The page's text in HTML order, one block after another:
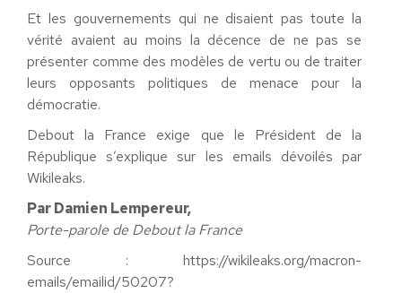
Et les gouvernements qui ne disaient pas toute la
vérité avaient au moins la décence de ne pas se
présenter comme des modèles de vertu ou de traiter
leurs opposants politiques de menace pour la
démocratie.
Debout la France exige que le Président de la
République s’explique sur les emails dévoilés par
Wikileaks.
Par Damien Lempereur,
Porte-parole de Debout la France
Source : https://wikileaks.org/macron-
emails/emailid/50207?